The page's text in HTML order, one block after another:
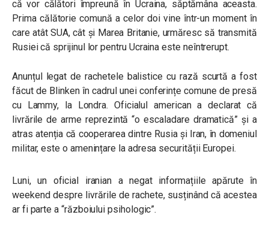
că vor călători împreună în Ucraina, săptămâna aceasta.
Prima călătorie comună a celor doi vine într-un moment în
care atât SUA, cât și Marea Britanie, urmăresc să transmită
Rusiei că sprijinul lor pentru Ucraina este neîntrerupt.
Anunțul legat de rachetele balistice cu rază scurtă a fost
făcut de Blinken în cadrul unei conferințe comune de presă
cu Lammy, la Londra. Oficialul american a declarat că
livrările de arme reprezintă “o escaladare dramatică” și a
atras atenția că cooperarea dintre Rusia și Iran, în domeniul
militar, este o amenințare la adresa securității Europei.
Luni, un oficial iranian a negat informațiile apărute în
weekend despre livrările de rachete, susținând că acestea
ar fi parte a “războiului psihologic”.